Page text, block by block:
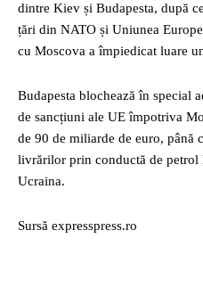
dintre Kiev și Budapesta, după
țări din NATO și Uniunea
cu Moscova a împiedicat luare
Budapesta blochează în special
de sancțiuni ale UE împotriva
de 90 de miliarde de euro, până
livrărilor prin conductă de petrol
Ucraina.
Sursă expresspress.ro